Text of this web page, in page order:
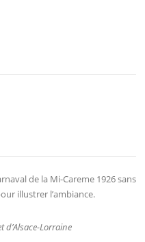
de la Mi-Careme 1926 sans
illustrer l’ambiance.
d’Alsace-Lorraine